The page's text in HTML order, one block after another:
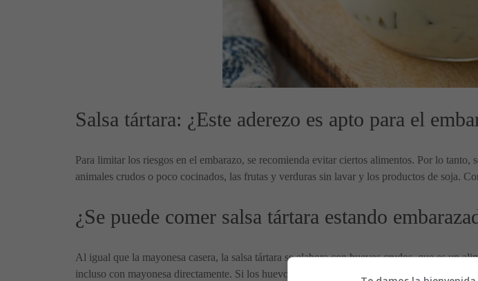
Salsa tártara: ¿Este aderezo es apto para el
Para limitar los riesgos en el embarazo, se recomienda evitar ciertos alimentos. Por lo
animales crudos o poco cocinados, las frutas y verduras sin lavar y los productos de soja.
¿Se puede comer salsa tártara estando
Al igual que la mayonesa casera, la salsa tártara se elabora con huevos crudos, que es un
incluso con mayonesa directamente. Si los huevos son recomendados por su alto